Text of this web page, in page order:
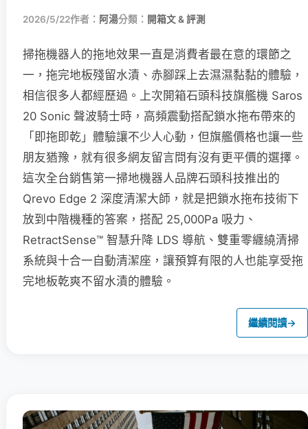
2026/5/22作者： 阿湯分類： 開箱文 & 評測
掃拖機器人的拖地效果一直是消費者最在意的環節之
一，拖完地板殘留水漬、赤腳踩上去濕濕黏黏的體驗，
相信很多人都經歷過。上次開箱石頭科技旗艦機 Saros
20 Sonic 聲波騎士時，高頻震動搭配鎖水拖布帶來的
「即拖即乾」體驗讓不少人心動，但旗艦價格也讓一些
朋友猶豫，就有很多網友留言問有沒有更平價的選擇。
這次全台銷售第一掃地機器人品牌石頭科技推出的
Qrevo Edge 2 深度清潔大師，就是把鎖水拖布技術下
放到中階機種的答案，搭配 25,000Pa 吸力、
RetractSense™ 智慧升降 LDS 導航、雙重零纏繞清掃
系統與十合一自動清潔座，讓預算有限的人也能享受拖
完地板乾爽不留水漬的體驗。
繼續閱讀→